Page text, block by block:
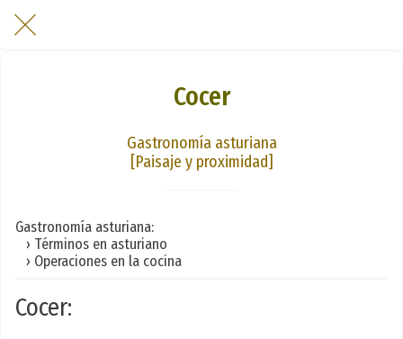
Cocer
Gastronomía asturiana
[Paisaje y proximidad]
Gastronomía asturiana:
› Términos en asturiano
› Operaciones en la cocina
Cocer: